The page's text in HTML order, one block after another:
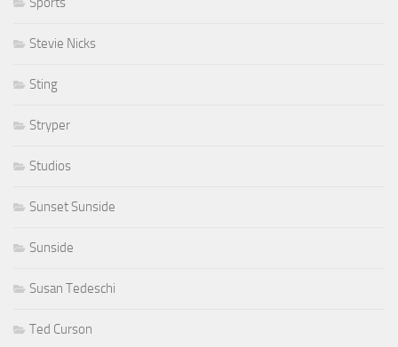
Stevie Nicks
Sting
Stryper
Studios
Sunset Sunside
Sunside
Susan Tedeschi
Ted Curson